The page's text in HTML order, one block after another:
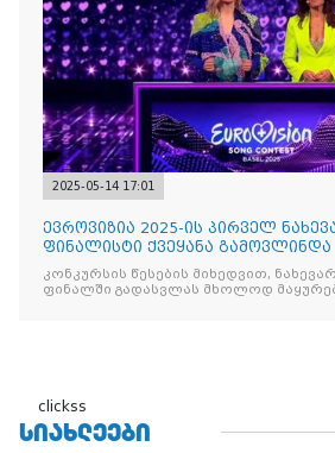
2025-05-14 17:01
ევროვიზია 2025-ის პირველ
ფინალისტი ქვეყანა გამოვლინდა
კონკურსის წესების მიხედვით,
ფინალში გადასვლას მხოლოდ
clickss
ᲡᲘᲐᲮᲚᲔᲔᲑᲘ